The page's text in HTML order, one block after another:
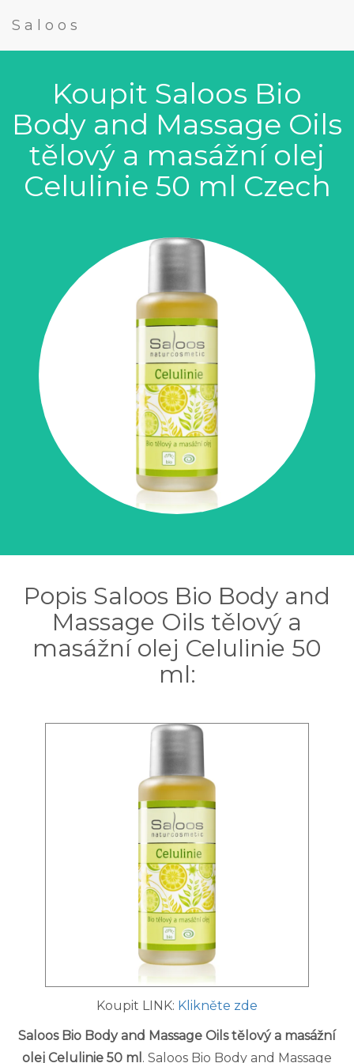
Saloos
Koupit Saloos Bio
Body and Massage Oils
tělový a masážní olej
Celulinie 50 ml Czech
Popis Saloos Bio Body and
Massage Oils tělový a
masážní olej Celulinie 50
ml:
Koupit LINK: Klikněte zde
Saloos Bio Body and Massage Oils tělový a masážní
olej Celulinie 50 ml . Saloos Bio Body and Massage